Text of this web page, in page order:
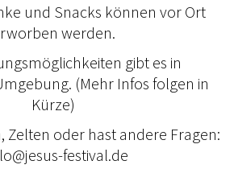
und Snacks können vor Ort
werden.
gibt es in
(Mehr Infos folgen in
Kürze)
Zelten oder hast andere Fragen:
festival.de